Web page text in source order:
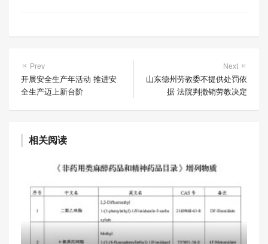
Prev
开展安全生产年活动 推进安
全生产迈上新台阶
Next
山东德州劳教委不提供处罚依
据 法院判撤销劳教决定
相关阅读